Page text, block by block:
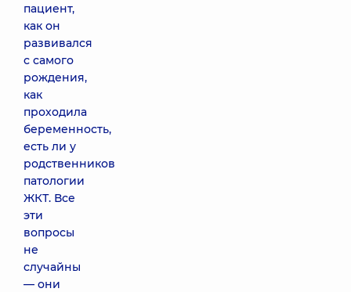
пациент,
как он
развивался
с самого
рождения,
как
проходила
беременность,
есть ли у
родственников
патологии
ЖКТ. Все
эти
вопросы
не
случайны
— они